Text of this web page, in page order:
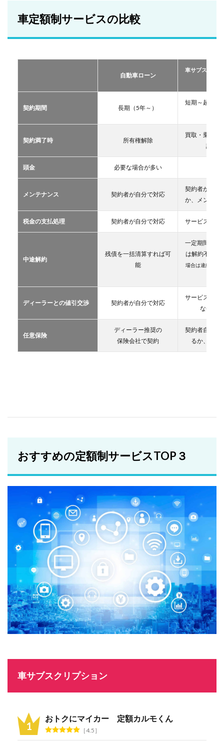
ビス
の比
おす
サー
TOP
2.1
ブス
クリ
2.2
カー
リー
カー
ング
2.4
ー
車定額制サービスの比較
自動車ローン
車サブスクリ
契約期間 長期（5年～）
短期～超長期
契約満了時 所有権解除
買取・乗換・
譲渡
頭金 必要な場合が多い
メンテナンス 契約者が自分で対応
契約者が自分
か、メンテン
税金の支払処理 契約者が自分で対応 サービス提供
中途解約
残債を一括清算すれば可
能
一定期間が経
は解約不可
場合は違約金や
ディーラーとの値引交渉 契約者が自分で対応
サービス提供
な条件
任意保険
ディーラー推奨の
保険会社で契約
契約者自が自
るか、契約
おすすめの定額制サービスTOP３
車サブスクリプション
おトクにマイカー 定額カルモくん
4.5